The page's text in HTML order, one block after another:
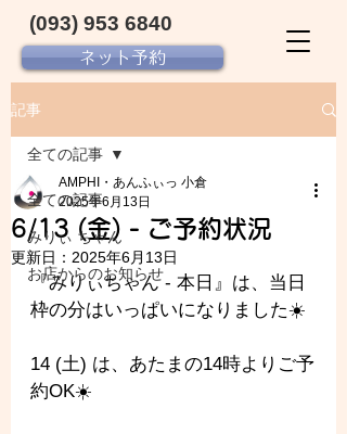
ネット予約
(093) 953 6840‬
記事
全ての記事
みりぃ ちゃん
お店からのお知らせ
全ての記事
6/13 (金) - ご予約状況
AMPHI・あんふぃっ 小倉
2025年6月13日
更新日： 2025年6月13日
『みりぃちゃん - 本日』は、当日
枠の分はいっぱいになりました☀️
14 (土) は、あたまの14時よりご予
約OK☀️